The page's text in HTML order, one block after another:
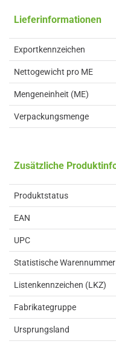
Lieferinformationen
Exportkennzeichen
Nettogewicht pro ME
Mengeneinheit (ME)
Verpackungsmenge
Zusätzliche
Produktstatus
EAN
UPC
Statistische Warennummer
Listenkennzeichen (LKZ)
Fabrikategruppe
Ursprungsland